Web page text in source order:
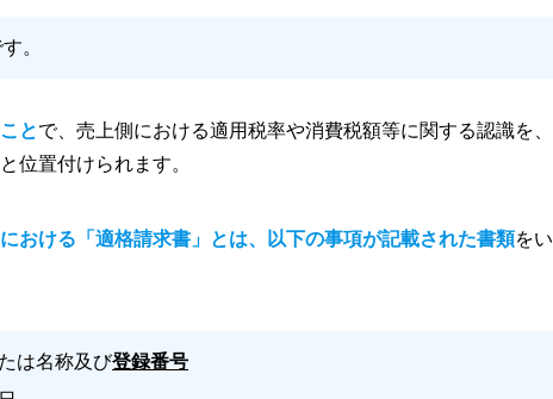
。
とで、売上側における適用税率や消費税額等に関する認識を、
位置付けられます。
おける「適格請求書」とは、以下の事項が記載された書類をい
は名称及び登録番号